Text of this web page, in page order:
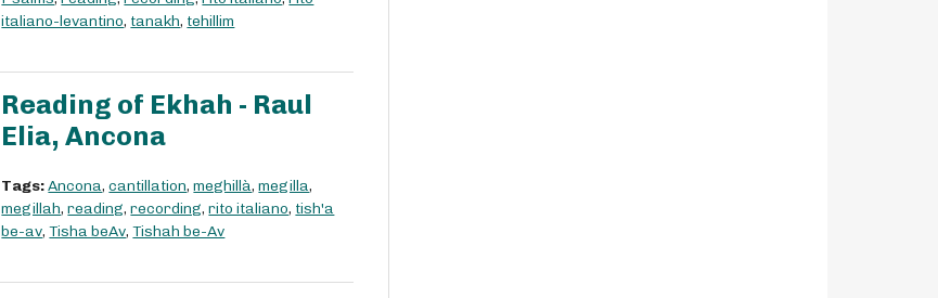
italiano-levantino, tanakh, tehillim
Reading of Ekhah - Raul
Elia, Ancona
Tags:Ancona,cantillation,meghillà,megilla,
megillah,reading,recording,rito italiano, tish'a
be-av,Tisha beAv,Tishah be-Av